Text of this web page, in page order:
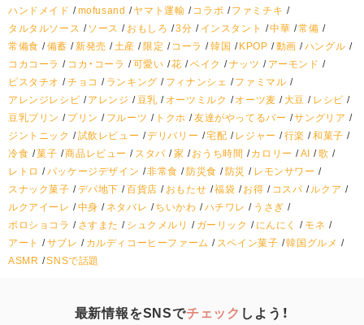
ハンドメイド
mofusand ヤマト運輸 コラボ
ファミチキ
タルタルソース
ソース おもしろ 3分 インスタント 中華 常備
常備食
備蓄 新発売 土産 限定 コーラ 韓国 KPOP 動画
ハングル
コカコーラ
コカ・コーラ 可愛い 花 ベイク ナッツ
アーモンド
ピスタチオ
チョコ ランキング フィナンシェ
ファミマル
アレンジレシピ
アレンジ 豆乳 オーツミルク オーツ麦 大豆
レシピ
豆乳プリン
プリン フルーツ トクホ 友達がやってるバー
サングリア
ジントニック
試飲レビュー デリバリー 宅配 レジャー 行楽
和菓子
冷食 菓子 商品レビュー スタバ 家 おうち時間 カロリー AI
歌
レトロ
パッケージデザイン 非常食 防災食 防災
レモンサワー
スナック菓子
デパ地下 百貨店 おもたせ 福袋 お得 コスパ
ルクア
ルクアイーレ
中身 ネタバレ ちいかわ ハチワレ
うさぎ
ポロショコラ
さすまた シュクメルリ ガーリック にんにく
モネ
アート
サブレ カルディコーヒーファーム スペイン菓子 韓国グルメ
ASMR
SNSで話題
最新情報をSNSでチェック しよう！